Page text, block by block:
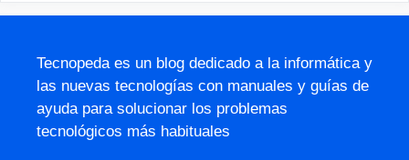
Tecnopeda es un blog dedicado a la informática y
las nuevas tecnologías con manuales y guías de
ayuda para solucionar los problemas
tecnológicos más habituales